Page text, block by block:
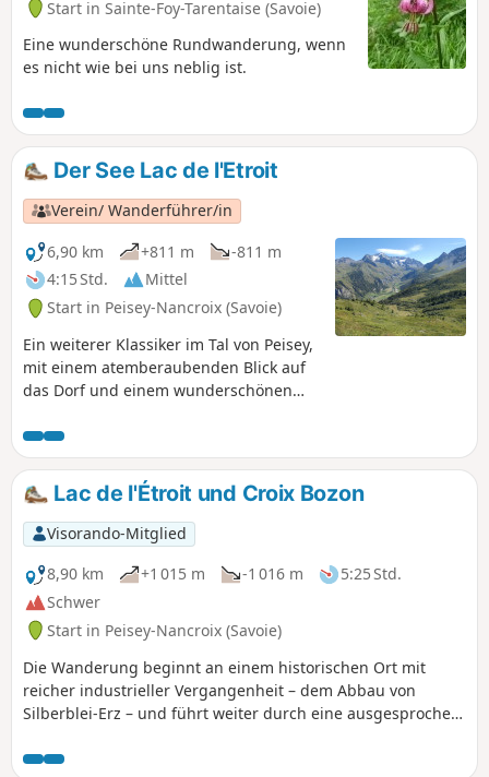
Start in Sainte-Foy-Tarentaise (Savoie)
Eine wunderschöne Rundwanderung, wenn
es nicht wie bei uns neblig ist.
Der See Lac de l'Etroit
Verein/ Wanderführer/in
6,90 km
+811 m
-811 m
4:15 Std.
Mittel
Start in Peisey-Nancroix (Savoie)
Ein weiterer Klassiker im Tal von Peisey,
mit einem atemberaubenden Blick auf
das Dorf und einem wunderschönen
Route ist steil und etwas luftig, aber es
ist möglich, auf dem Rückweg die
Abstiegsroute zu nehmen.
Lac de l'Étroit und Croix Bozon
Visorando-Mitglied
8,90 km
+1 015 m -1 016 m
5:25 Std.
Schwer
Start in Peisey-Nancroix (Savoie)
Die Wanderung beginnt an einem historischen Ort mit
reicher industrieller Vergangenheit – dem Abbau von
Silberblei-Erz – und führt weiter durch eine ausgesprochen
Weideflächen vorbeikommt.